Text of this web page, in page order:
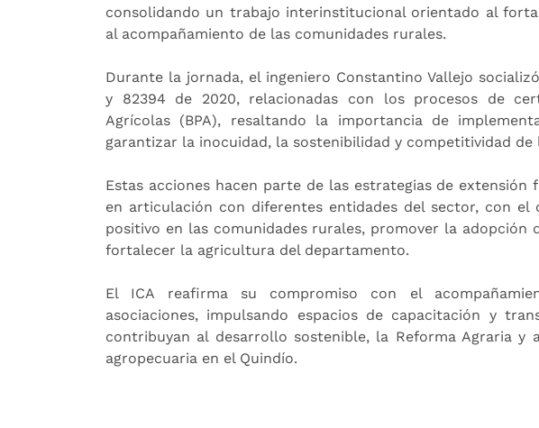
consolidando un trabajo interinstitucional orientado al
al acompañamiento de las comunidades rurales.
Durante la jornada, el ingeniero Constantino Vallejo
y 82394 de 2020, relacionadas con los procesos de
Agrícolas (BPA), resaltando la importancia de
garantizar la inocuidad, la sostenibilidad y competitividad
Estas acciones hacen parte de las estrategias de extensión
en articulación con diferentes entidades del sector, con el
positivo en las comunidades rurales, promover la adopción
fortalecer la agricultura del departamento.
El ICA reafirma su compromiso con el
asociaciones, impulsando espacios de capacitación y
contribuyan al desarrollo sostenible, la Reforma Agraria y
agropecuaria en el Quindío.